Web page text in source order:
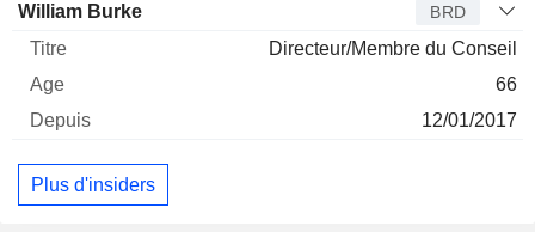
William Burke BRD
Directeur/Membre du Conseil
66
12/01/2017
Plus d'insiders